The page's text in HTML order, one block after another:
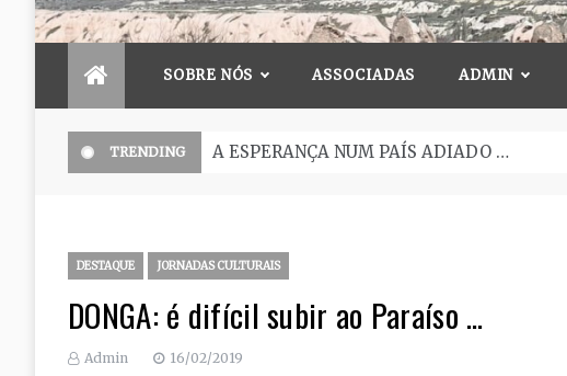
SOBRE NÓS ASSOCIADAS ADMIN
TRENDING O Seminário, uma grande escola de
DESTAQUE JORNADAS CULTURAIS
DONGA: é difícil subir ao Paraíso …
Admin 16/02/2019